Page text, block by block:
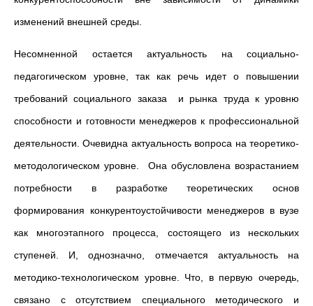
изменений внешней среды.
Несомненной остается актуальность на социально-
педагогическом уровне, так как речь идет о повышении
требований социального заказа и рынка труда к уровню
способности и готовности менеджеров к профессиональной
деятельности. Очевидна актуальность вопроса на теоретико-
методологическом уровне. Она обусловлена возрастанием
потребности в разработке теоретических основ
формирования конкурентоустойчивости менеджеров в вузе
как многоэтапного процесса, состоящего из нескольких
ступеней. И, однозначно, отмечается актуальность на
методико-технологическом уровне. Что, в первую очередь,
связано с отсутствием специального методического и